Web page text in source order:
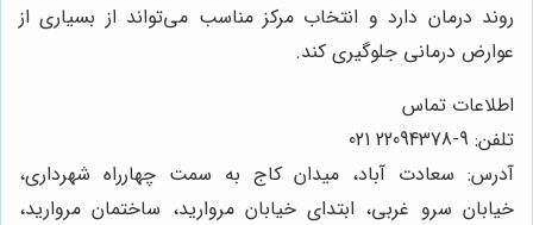
روند درمان دارد و انتخاب مرکز مناسب می‌تواند از بسیاری از
عوارض درمانی جلوگیری کند.
اطلاعات تماس
تلفن: 9-22094378 021
آدرس: سعادت آباد، میدان کاج به سمت چهارراه شهرداری،
خیابان سرو غربی، ابتدای خیابان مروارید، ساختمان مروارید،